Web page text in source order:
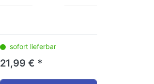
sofort lieferbar
21,99 € *